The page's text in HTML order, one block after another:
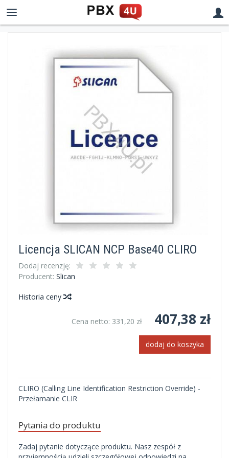
Licencja SLICAN NCP Base40 CLIRO
Dodaj recenzję:
Producent: Slican
Historia ceny
Cena netto: 331,20 zł 407,38 zł
dodaj do koszyka
CLIRO (Calling Line Identification Restriction Override) -
Przełamanie CLIR
Pytania do produktu
Zadaj pytanie dotyczące produktu. Nasz zespół z